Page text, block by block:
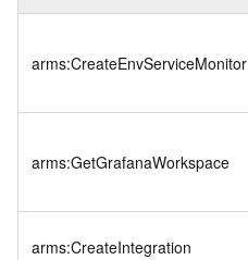
arms:CreateEnvServiceMonitor
arms:GetGrafanaWorkspace
arms:CreateIntegration